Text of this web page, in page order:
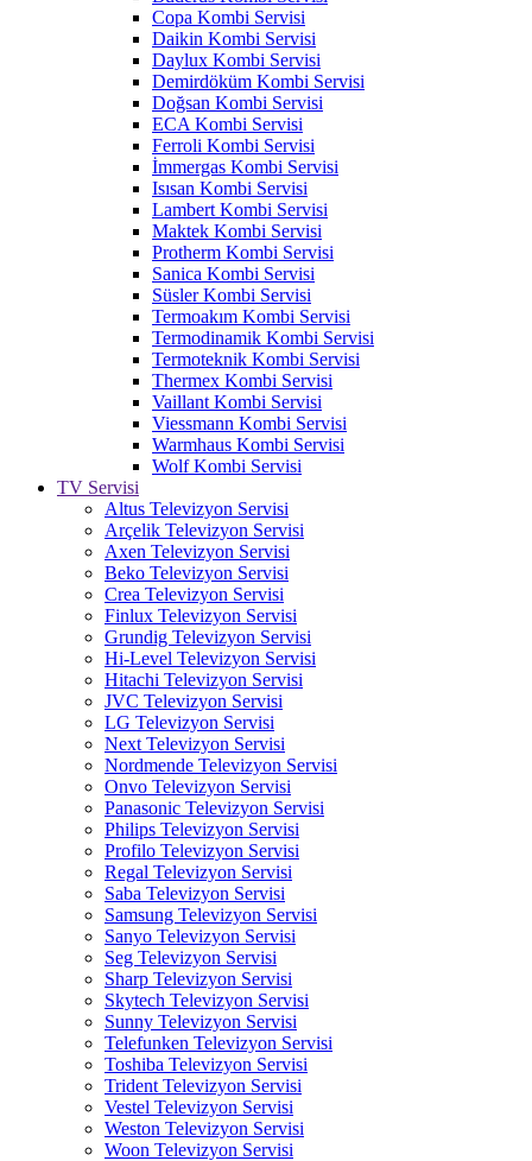
Copa Kombi Servisi
Daikin Kombi Servisi
Daylux Kombi Servisi
Demirdöküm Kombi Servisi
Doğsan Kombi Servisi
ECA Kombi Servisi
Ferroli Kombi Servisi
İmmergas Kombi Servisi
Isısan Kombi Servisi
Lambert Kombi Servisi
Maktek Kombi Servisi
Protherm Kombi Servisi
Sanica Kombi Servisi
Süsler Kombi Servisi
Termoakım Kombi Servisi
Termodinamik Kombi Servisi
Termoteknik Kombi Servisi
Thermex Kombi Servisi
Vaillant Kombi Servisi
Viessmann Kombi Servisi
Warmhaus Kombi Servisi
Wolf Kombi Servisi
TV Servisi
Altus Televizyon Servisi
Arçelik Televizyon Servisi
Axen Televizyon Servisi
Beko Televizyon Servisi
Crea Televizyon Servisi
Finlux Televizyon Servisi
Grundig Televizyon Servisi
Hi-Level Televizyon Servisi
Hitachi Televizyon Servisi
JVC Televizyon Servisi
LG Televizyon Servisi
Next Televizyon Servisi
Nordmende Televizyon Servisi
Onvo Televizyon Servisi
Panasonic Televizyon Servisi
Philips Televizyon Servisi
Profilo Televizyon Servisi
Regal Televizyon Servisi
Saba Televizyon Servisi
Samsung Televizyon Servisi
Sanyo Televizyon Servisi
Seg Televizyon Servisi
Sharp Televizyon Servisi
Skytech Televizyon Servisi
Sunny Televizyon Servisi
Telefunken Televizyon Servisi
Toshiba Televizyon Servisi
Trident Televizyon Servisi
Vestel Televizyon Servisi
Weston Televizyon Servisi
Woon Televizyon Servisi